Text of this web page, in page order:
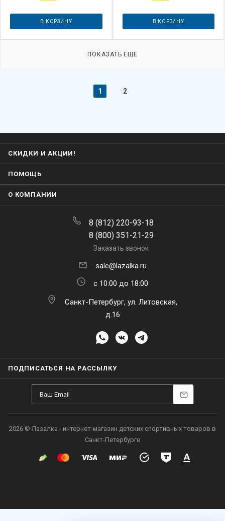
В КОРЗИНУ В КОРЗИНУ
ПОКАЗАТЬ ЕЩЕ
1 2
СКИДКИ И АКЦИИ!
ПОМОЩЬ
О КОМПАНИИ
8 (812) 220-93-18
8 (800) 351-21-29
Заказать звонок
sale@lazalka.ru
с 10:00 до 18:00
Санкт-Петербург, ул. Литовская,
д.16
ПОДПИСАТЬСЯ НА РАССЫЛКУ
2026 © Лазалка - интернет-магазин детских спортивных товаров в
Санкт-Петербурге